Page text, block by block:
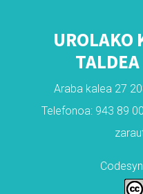
UROLAKO
Araba kalea 27
Telefonoa: 943 89